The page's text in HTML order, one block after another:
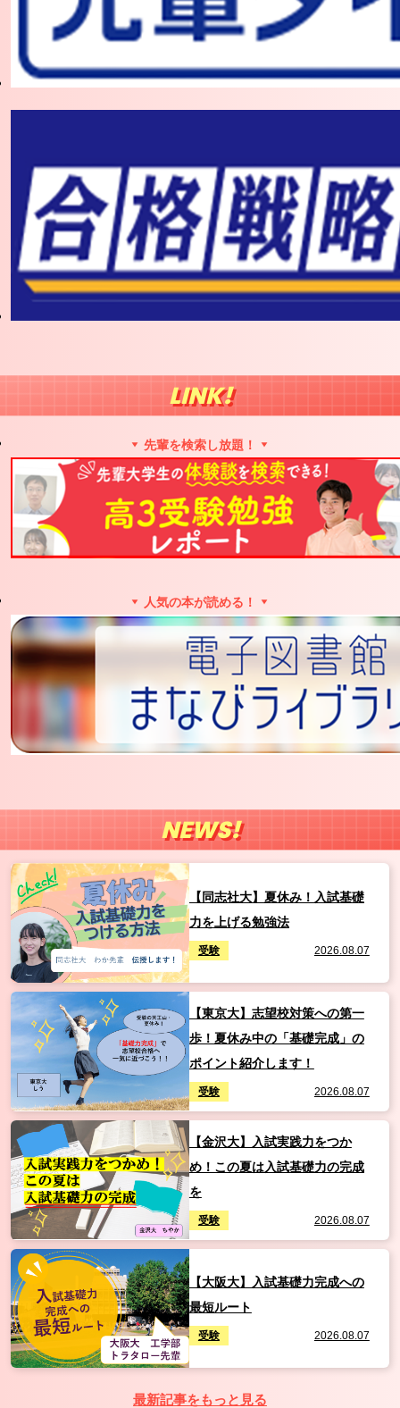
LINK!
先輩を検索し放題！
人気の本が読める！
NEWS!
【同志社大】夏休み！入試基礎
力を上げる勉強法
受験 2026.08.07
【東京大】志望校対策への第一
歩！夏休み中の「基礎完成」の
ポイント紹介します！
受験 2026.08.07
【金沢大】入試実践力をつか
め！この夏は入試基礎力の完成
を
受験 2026.08.07
【大阪大】入試基礎力完成への
最短ルート
受験 2026.08.07
最新記事をもっと見る